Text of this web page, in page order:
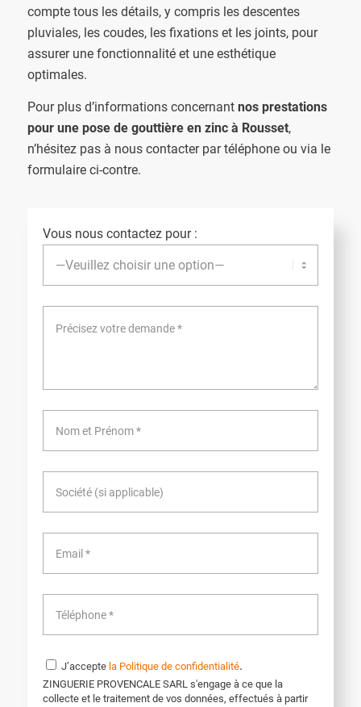
compte tous les détails, y compris les descentes
pluviales, les coudes, les fixations et les joints, pour
assurer une fonctionnalité et une esthétique
optimales.
Pour plus d’informations concernant nos prestations
pour une pose de gouttière en zinc à Rousset,
n’hésitez pas à nous contacter par téléphone ou via le
formulaire ci-contre.
Vous nous contactez pour :
J’accepte la Politique de confidentialité.
ZINGUERIE PROVENCALE SARL s'engage à ce que la
collecte et le traitement de vos données, effectués à partir